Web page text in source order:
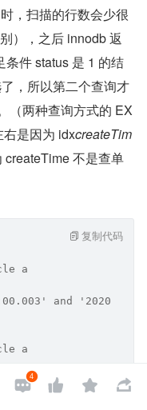
，扫描的行数会少很
），之后 innodb 返
条件 status 是 1 的结
，所以第二个查询才
（两种查询方式的 EX
是因为 idxcreateTim
createTime 不是查单
a
and '2020-04-
a
and '2020-04-
复制代码
4   